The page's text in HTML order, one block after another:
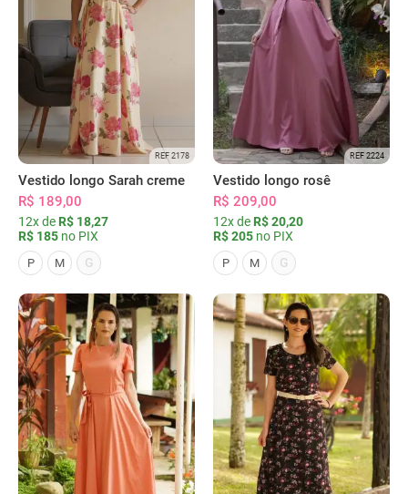
REF 2178
Vestido longo Sarah creme
R$ 189,00
12x de R$ 18,27
R$ 185 no PIX
P M G
REF 2224
Vestido longo rosê
R$ 209,00
12x de R$ 20,20
R$ 205 no PIX
P M G